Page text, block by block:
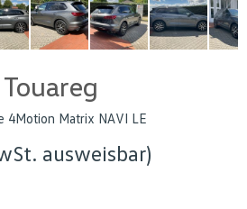
4Motion Matrix NAVI LE
ausweisbar)